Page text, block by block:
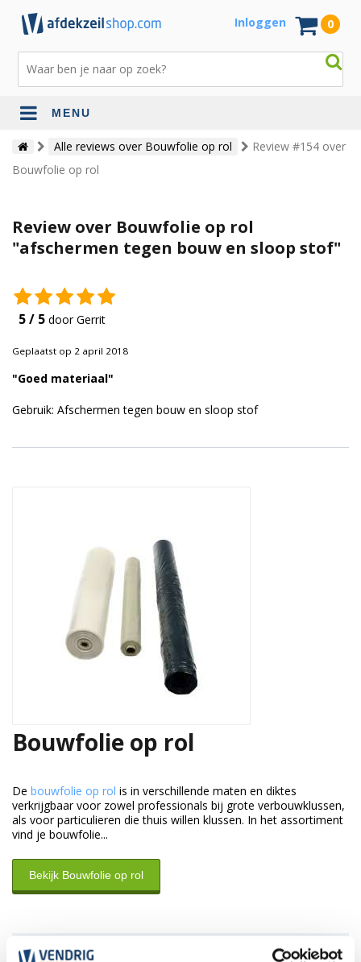
Inloggen 0
MENU
Alle reviews over Bouwfolie op rol
Review #154 over
Bouwfolie op rol
Review over Bouwfolie op rol
"afschermen tegen bouw en sloop stof"
5 / 5 door Gerrit
Geplaatst op 2 april 2018
"Goed materiaal"
Gebruik: Afschermen tegen bouw en sloop stof
Bouwfolie op rol
De bouwfolie op rol is in verschillende maten en diktes
verkrijgbaar voor zowel professionals bij grote verbouwklussen,
als voor particulieren die thuis willen klussen. In het assortiment
vind je bouwfolie...
Bekijk Bouwfolie op rol
Klantenservice